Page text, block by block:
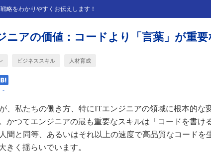
略をわかりやすくお伝えします！
ニアの価値：コードより「言葉」が重要
ビジネススキル 人材育成
-
、私たちの働き方、特にITエンジニアの領域に根本的な
かつてエンジニアの最も重要なスキルは「コードを書け
間と同等、あるいはそれ以上の速度で高品質なコードを
きく揺らいでいます。